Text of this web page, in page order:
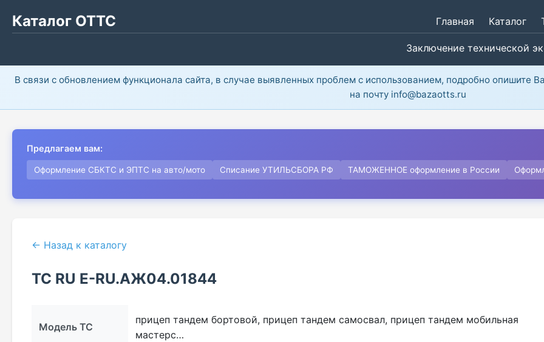
Каталог ОТТС Главная Каталог
Заключение технической
В связи с обновлением функционала сайта, в случае выявленных проблем с использованием, подробно опишите
на почту info@bazaotts.ru
Предлагаем вам:
Оформление СБКТС и ЭПТС на авто/мото Списание УТИЛЬСБОРА РФ ТАМОЖЕННОЕ оформление в России
← Назад к каталогу
ТС RU Е-RU.АЖ04.01844
Модель ТС
прицеп тандем бортовой, прицеп тандем самосвал, прицеп тандем мобильная
мастерс…